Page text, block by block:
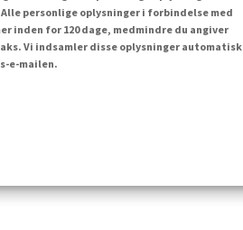
personlige oplysninger i forbindelse med
inden for 120 dage, medmindre du angiver
Vi indsamler disse oplysninger automatisk
e-mailen.